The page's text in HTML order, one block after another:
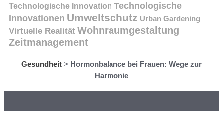
Technologische Innovation Technologische
Innovationen Umweltschutz Urban Gardening
Virtuelle Realität Wohnraumgestaltung
Zeitmanagement
Gesundheit > Hormonbalance bei Frauen: Wege zur
Harmonie